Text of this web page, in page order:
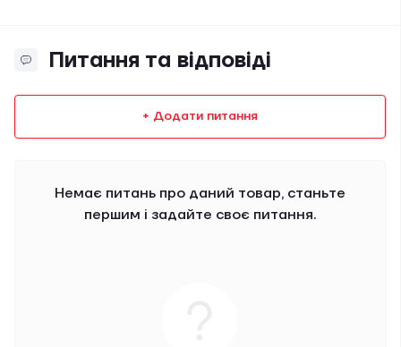
Питання та відповіді
+ Додати питання
Немає питань про даний товар, станьте
першим і задайте своє питання.